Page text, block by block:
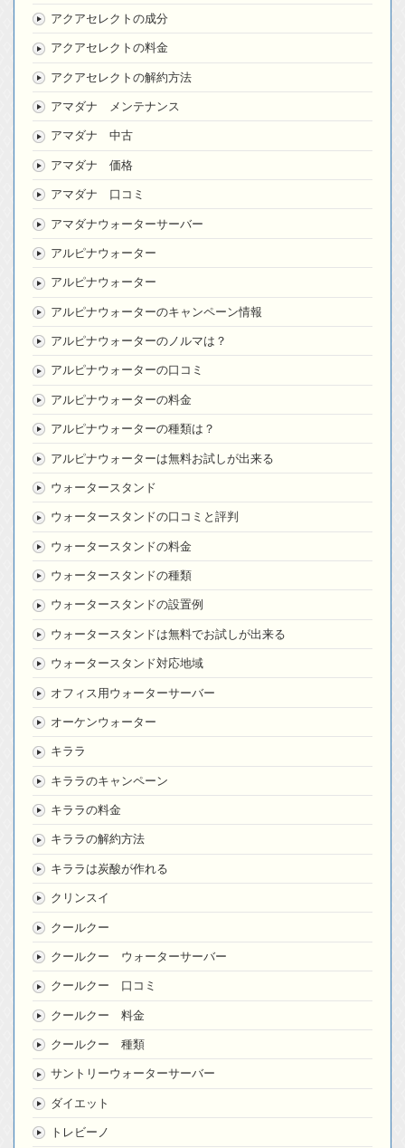
アクアセレクトの成分
アクアセレクトの料金
アクアセレクトの解約方法
アマダナ メンテナンス
アマダナ 中古
アマダナ 価格
アマダナ 口コミ
アマダナウォーターサーバー
アルピナウォーター
アルピナウォーター
アルピナウォーターのキャンペーン情報
アルピナウォーターのノルマは？
アルピナウォーターの口コミ
アルピナウォーターの料金
アルピナウォーターの種類は？
アルピナウォーターは無料お試しが出来る
ウォータースタンド
ウォータースタンドの口コミと評判
ウォータースタンドの料金
ウォータースタンドの種類
ウォータースタンドの設置例
ウォータースタンドは無料でお試しが出来る
ウォータースタンド対応地域
オフィス用ウォーターサーバー
オーケンウォーター
キララ
キララのキャンペーン
キララの料金
キララの解約方法
キララは炭酸が作れる
クリンスイ
クールクー
クールクー ウォーターサーバー
クールクー 口コミ
クールクー 料金
クールクー 種類
サントリーウォーターサーバー
ダイエット
トレビーノ